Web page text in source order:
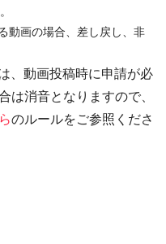
動画の場合、差し戻し、非
、動画投稿時に申請が必
は消音となりますので、
のルールをご参照くださ